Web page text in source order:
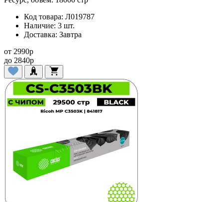
Код товара: Л019787
Наличие: 3 шт.
Доставка: Завтра
от 2990p
до 2840p